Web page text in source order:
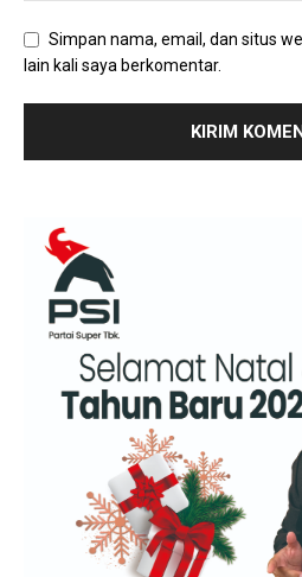
Simpan nama, email, dan situs
lain kali saya berkomentar.